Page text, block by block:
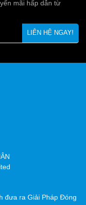
mãi hấp dẫn từ
đưa ra Giải Pháp Đóng